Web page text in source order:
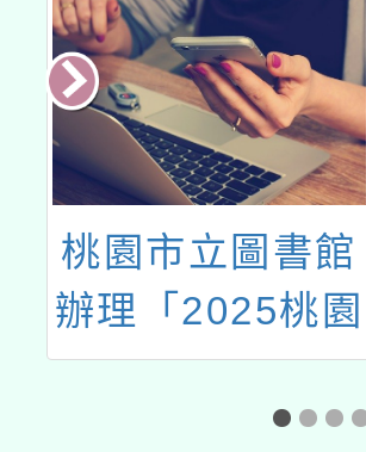
桃園市立圖書館
辦理「2025桃園
閱讀節 BookIN
Taoyuan 閱讀一